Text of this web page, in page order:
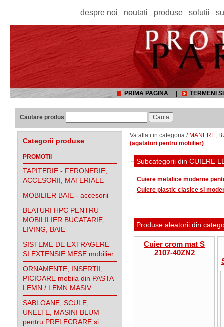
despre noi noutati produse solutii
PRIMA PAGINA TERMENI
Cautare produs
Categorii produse
PROMOTII
TAPITERIE - FERONERIE,
ACCESORII, MATERIALE
MOBILIER BAIE - accesorii
BLATURI HPC PENTRU
MOBILILIER BUCATARIE,
LIVING, BAIE
SISTEME DE EXTRAGERE
SI EXTENSIE MESE mobilier
ORNAMENTE, INSERTII,
PICIOARE mobila din PASTA
LEMN / LEMN MASIV
SABLOANE, SCULE,
UNELTE, MASINI BLUM
pentru PRELECRARE si
Va aflati in categoria / MANERE,
(agatatori pentru mobilier)
Cuiere metalice moderne
Cuiere plastic clasice si
Produse aleatorii din
Cuier crom mat S
2107-40ZN2